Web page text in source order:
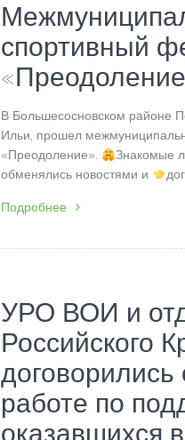
спортивный
В Большесосновском районе
Ильи, прошел
«Преодоление».
Знакомые
обменялись новостями и
Подробнее
УРО ВОИ и
Российского
работе по
оказавшихся